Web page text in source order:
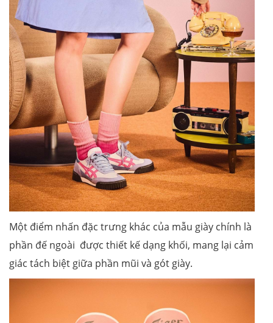
Một điểm nhấn đặc trưng khác của mẫu giày chính là
phần đế ngoài được thiết kế dạng khối, mang lại cảm
giác tách biệt giữa phần mũi và gót giày.